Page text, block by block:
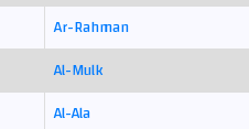
Ar-Rahman
Al-Mulk
Al-Ala